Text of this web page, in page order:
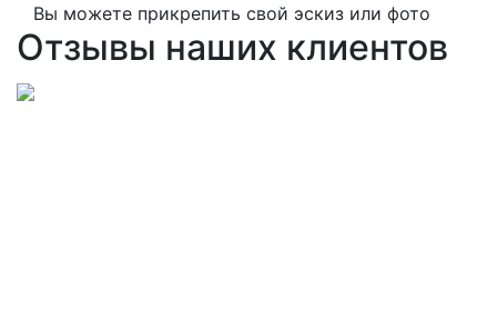
Вы можете прикрепить свой эскиз или фото
Отзывы наших клиентов